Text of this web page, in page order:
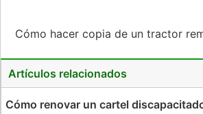
Cómo hacer copia de un tractor
Artículos relacionados
Cómo renovar un cartel